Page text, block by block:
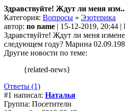
Здравствуйте! Ждут ли меня
Категория: Вопросы » Эзотерика
автор: no name | 15-12-2019, 20:44
Здравствуйте! Ждут ли меня
следующем году? Марина
Другие новости по теме:
{related-news}
Ответы (1)
#1 написал: Наталья
Группа: Посетители